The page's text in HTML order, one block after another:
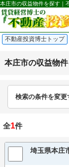
本庄市の収益物件を探す｜
不動産投資博士トップ
本庄市の収益物
検索の条件を変更
全1件
埼玉県本庄